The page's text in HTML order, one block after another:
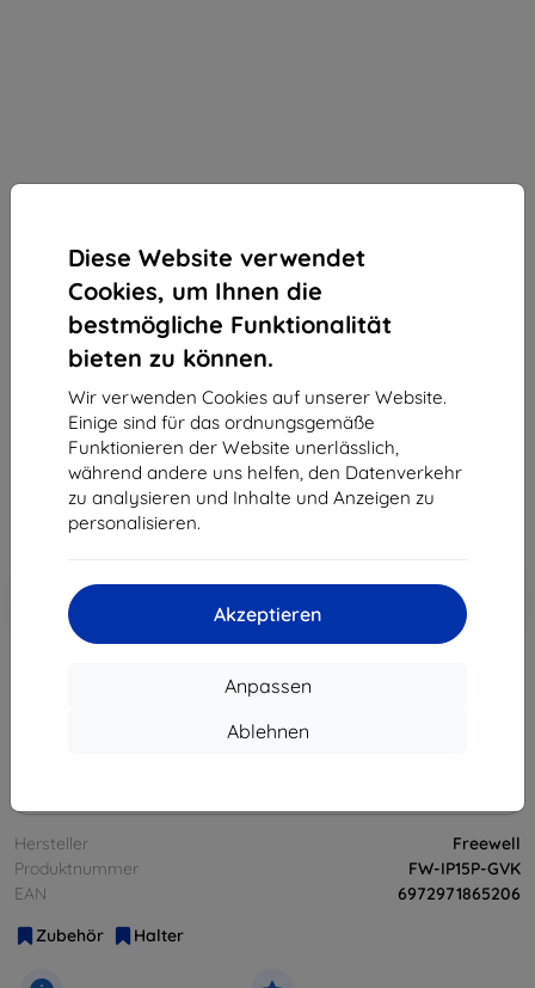
Diese Website verwendet
Cookies, um Ihnen die
bestmögliche Funktionalität
bieten zu können.
Wir verwenden Cookies auf unserer Website.
Einige sind für das ordnungsgemäße
Funktionieren der Website unerlässlich,
während andere uns helfen, den Datenverkehr
zu analysieren und Inhalte und Anzeigen zu
personalisieren.
Akzeptieren
Anpassen
Ablehnen
Freewell
Freewell Genius Rig Halterung für iPhone 15 Pro
Geeignet für: Apple iPhone 15
Produktbeschreibung
101,90 €
91,71 €
ohne MWSt77,07 €
-10%
Rabatt mit Gutschein
In den
Warenkorb
Hersteller
Freewell
Produktnummer
FW-IP15P-GVK
EAN
6972971865206
Zubehör
Halter